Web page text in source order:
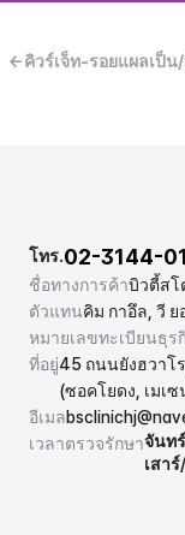
←คิวร์เจ็ท-รอยแผลเป็น
ชื่อทางการค้าบิวตี้ส
ตัวแทนคิม กาอึล, วี ย
หมายเลขทะเบียนธุร
ที่อยู่45 ถนนยังฮวาโ
(ซอคโยดง, เมเ
อีเมล
เวลาตรวจรักษาจันท
เสา
โทร.02-3144-